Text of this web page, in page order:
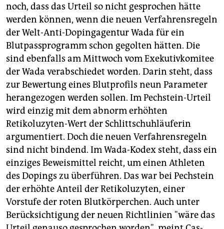
noch, dass das Urteil so nicht gesprochen hätte
werden können, wenn die neuen Verfahrensregeln
der Welt-Anti-Dopingagentur Wada für ein
Blutpassprogramm schon gegolten hätten. Die
sind ebenfalls am Mittwoch vom Exekutivkomitee
der Wada verabschiedet worden. Darin steht, dass
zur Bewertung eines Blutprofils neun Parameter
herangezogen werden sollen. Im Pechstein-Urteil
wird einzig mit dem abnorm erhöhten
Retikoluzyten-Wert der Schlittschuhläuferin
argumentiert. Doch die neuen Verfahrensregeln
sind nicht bindend. Im Wada-Kodex steht, dass ein
einziges Beweismittel reicht, um einen Athleten
des Dopings zu überführen. Das war bei Pechstein
der erhöhte Anteil der Retikoluzyten, einer
Vorstufe der roten Blutkörperchen. Auch unter
Berücksichtigung der neuen Richtlinien "wäre das